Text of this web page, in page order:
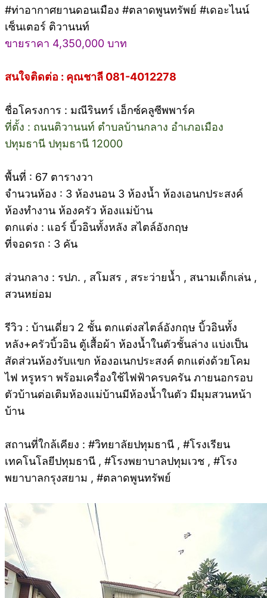
#ท่าอากาศยานดอนเมือง #ตลาดพูนทรัพย์ #เดอะไนน์
เซ็นเตอร์ ติวานนท์
ขายราคา 4,350,000 บาท
สนใจติดต่อ : คุณชาลี 081-4012278
ชื่อโครงการ : มณีรินทร์ เอ็กซ์คลูซีพพาร์ค
ที่ตั้ง : ถนนติวานนท์ ตำบลบ้านกลาง อำเภอเมือง
ปทุมธานี ปทุมธานี 12000
พื้นที่ : 67 ตารางวา
จำนวนห้อง : 3 ห้องนอน 3 ห้องน้ำ ห้องเอนกประสงค์
ห้องทำงาน ห้องครัว ห้องแม่บ้าน
ตกแต่ง : แอร์ บิ้วอินทั้งหลัง สไตล์อังกฤษ
ที่จอดรถ : 3 คัน
ส่วนกลาง : รปภ. , สโมสร , สระว่ายน้ำ , สนามเด็กเล่น ,
สวนหย่อม
รีวิว : บ้านเดี่ยว 2 ชั้น ตกแต่งสไตล์อังกฤษ บิ้วอินทั้ง
หลัง+ครัวบิ้วอิน ตู้เสื้อผ้า ห้องน้ำในตัวชั้นล่าง แบ่งเป็น
สัดส่วนห้องรับแขก ห้องอเนกประสงค์ ตกแต่งด้วยโคม
ไฟ หรูหรา พร้อมเครื่องใช้ไฟฟ้าครบครัน ภายนอกรอบ
ตัวบ้านต่อเติมห้องแม่บ้านมีห้องน้ำในตัว มีมุมสวนหน้า
บ้าน
สถานที่ใกล้เคียง : #วิทยาลัยปทุมธานี , #โรงเรียน
เทคโนโลยีปทุมธานี , #โรงพยาบาลปทุมเวช , #โรง
พยาบาลกรุงสยาม , #ตลาดพูนทรัพย์